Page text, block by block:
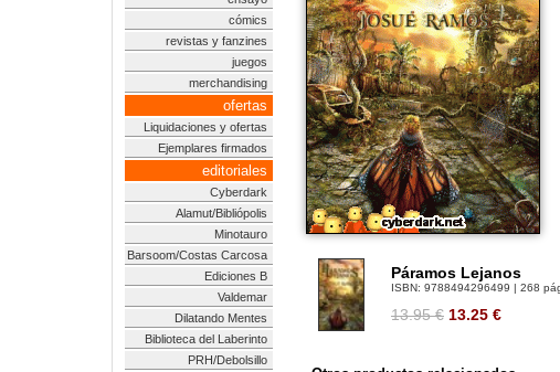
cómics
revistas y fanzines
juegos
merchandising
ofertas
Liquidaciones y ofertas
Ejemplares firmados
editoriales
Cyberdark
Alamut/Bibliópolis
Minotauro
Barsoom/Costas Carcosa
Ediciones B
Valdemar
Dilatando Mentes
Biblioteca del Laberinto
PRH/Debolsillo
Páramos Lejanos
ISBN: 9788494296499 | 268
13.95 € 13.25 €